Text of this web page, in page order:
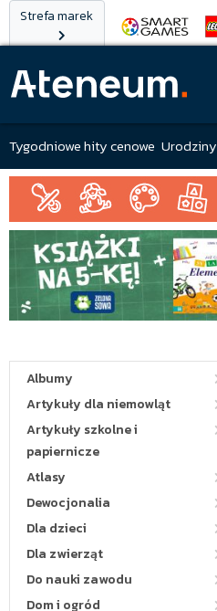
Strefa marek
Tygodniowe hity cenowe
Albumy
Artykuły dla niemowląt
Artykuły szkolne i
papiernicze
Atlasy
Dewocjonalia
Dla dzieci
Dla zwierząt
Do nauki zawodu
Dom i ogród